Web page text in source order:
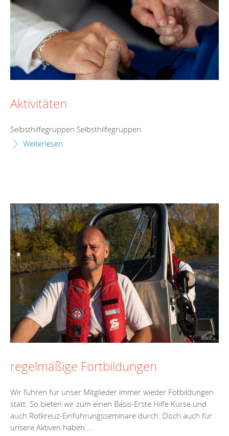
Aktivitäten
Selbsthilfegruppen Selbsthilfegruppen
Weiterlesen
regelmäßige Fortbildungen
Wir führen für unser Mitglieder immer wieder Fotbildungen
statt. So bieten wir zum einen Basis-Erste Hilfe Kurse und
auch Rotkreuz-Einführungsseminare durch. Doch auch für
unsere Aktiven haben...